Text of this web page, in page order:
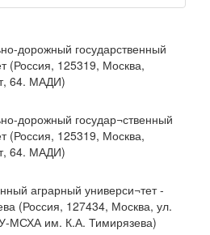
дорожный государственный
(Россия, 125319, Москва,
64. МАДИ)
дорожный государ¬ственный
(Россия, 125319, Москва,
64. МАДИ)
аграрный универси¬тет -
(Россия, 127434, Москва, ул.
МСХА им. К.А. Тимирязева)